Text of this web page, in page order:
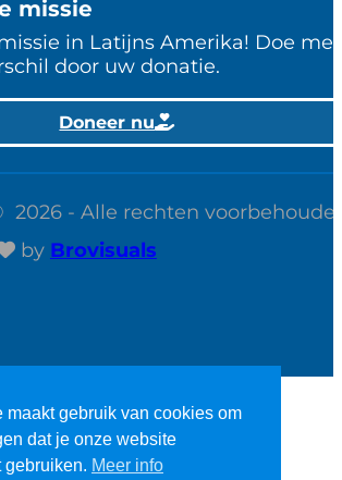
maakt gebruik van cookies om
dat je onze website
gebruiken. Meer info
missie
in Latijns Amerika! Doe
door uw donatie.
Doneer nu
2026 - Alle rechten
by Brovisuals
StudieBijbel account